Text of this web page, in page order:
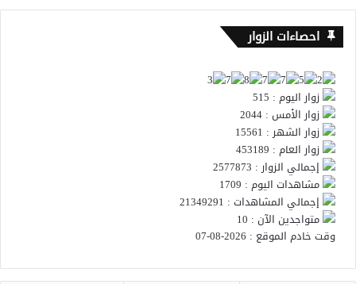
احصاءات الزوار
زوار اليوم : 515
زوار الأمس : 2044
زوار الشهر : 15561
زوار العام : 453189
إجمالي الزوار : 2577873
مشاهدات اليوم : 1709
إجمالي المشاهدات : 21349291
متواجدين الآن : 10
وقت خادم الموقع : 2026-08-07